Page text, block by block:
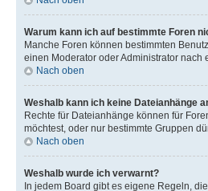
Warum kann ich auf bestimmte Foren
Manche Foren können bestimmten
einen Moderator oder Administrator
Nach oben
Weshalb kann ich keine Dateianhänge
Rechte für Dateianhänge können für
möchtest, oder nur bestimmte Gruppen
Nach oben
Weshalb wurde ich verwarnt?
In jedem Board gibt es eigene Regeln,